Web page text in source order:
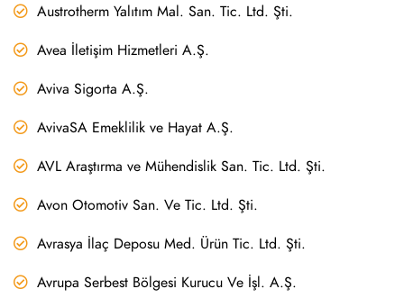
Austrotherm Yalıtım Mal. San. Tic. Ltd. Şti.
Avea İletişim Hizmetleri A.Ş.
Aviva Sigorta A.Ş.
AvivaSA Emeklilik ve Hayat A.Ş.
AVL Araştırma ve Mühendislik San. Tic. Ltd. Şti.
Avon Otomotiv San. Ve Tic. Ltd. Şti.
Avrasya İlaç Deposu Med. Ürün Tic. Ltd. Şti.
Avrupa Serbest Bölgesi Kurucu Ve İşl. A.Ş.